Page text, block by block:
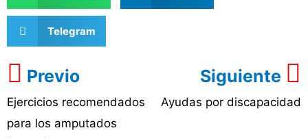
Telegram
Previo
Ejercicios recomendados
para los amputados
Siguiente
Ayudas por discapacidad